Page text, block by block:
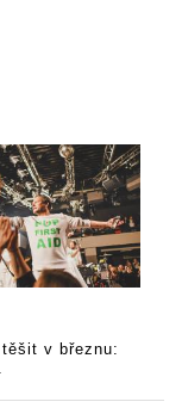
v březnu: